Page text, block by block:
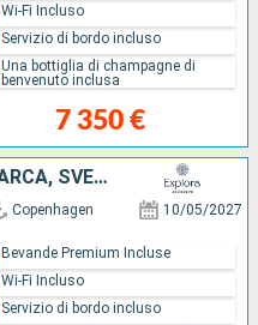
7 350 €
Wi-Fi Incluso
Servizio di bordo incluso
Una bottiglia di champagne di
benvenuto inclusa
FINLANDIA, ESTONIA, DANIMARCA, SVEZIA, NORVEGIA, GERMANIA, REGNO UNITO
Copenhagen 10/05/2027
Bevande Premium Incluse
Wi-Fi Incluso
Servizio di bordo incluso